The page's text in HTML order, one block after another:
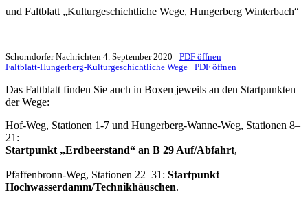
und Faltblatt „Kulturgeschichtliche Wege, Hungerberg Winterbach“
Schorndorfer Nachrichten 4. September 2020
PDF öffnen
Faltblatt-Hungerberg-Kulturgeschichtliche Wege
PDF öffnen
Das Faltblatt finden Sie auch in Boxen jeweils an den Startpunkten
der Wege:
Hof-Weg, Stationen 1-7 und Hungerberg-Wanne-Weg, Stationen 8–
21:
Startpunkt „Erdbeerstand“ an B 29 Auf/Abfahrt,
Pfaffenbronn-Weg, Stationen 22–31: Startpunkt
Hochwasserdamm/Technikhäuschen.